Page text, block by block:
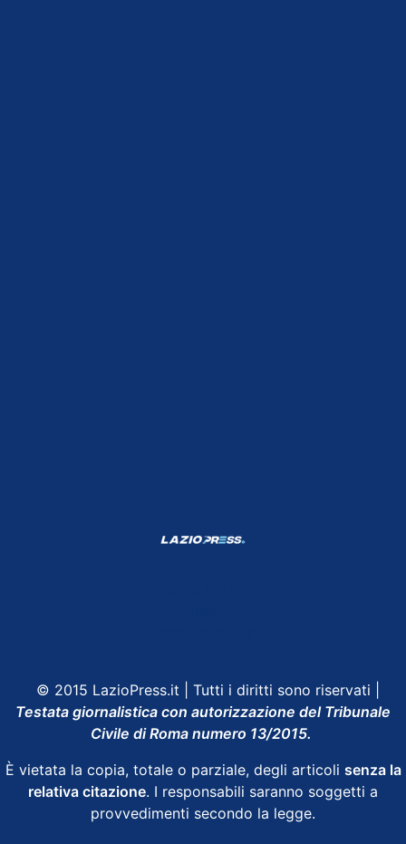
© 2015 LazioPress.it | Tutti i diritti sono riservati |
Testata giornalistica con autorizzazione del Tribunale
Civile di Roma numero 13/2015.
È vietata la copia, totale o parziale, degli articoli senza la
relativa citazione. I responsabili saranno soggetti a
provvedimenti secondo la legge.